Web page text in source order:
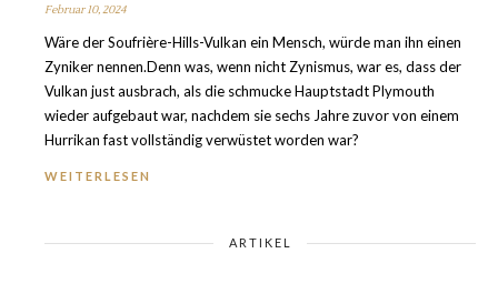
Februar 10, 2024
Wäre der Soufrière-Hills-Vulkan ein Mensch, würde man ihn einen
Zyniker nennen.Denn was, wenn nicht Zynismus, war es, dass der
Vulkan just ausbrach, als die schmucke Hauptstadt Plymouth
wieder aufgebaut war, nachdem sie sechs Jahre zuvor von einem
Hurrikan fast vollständig verwüstet worden war?
WEITERLESEN
ARTIKEL